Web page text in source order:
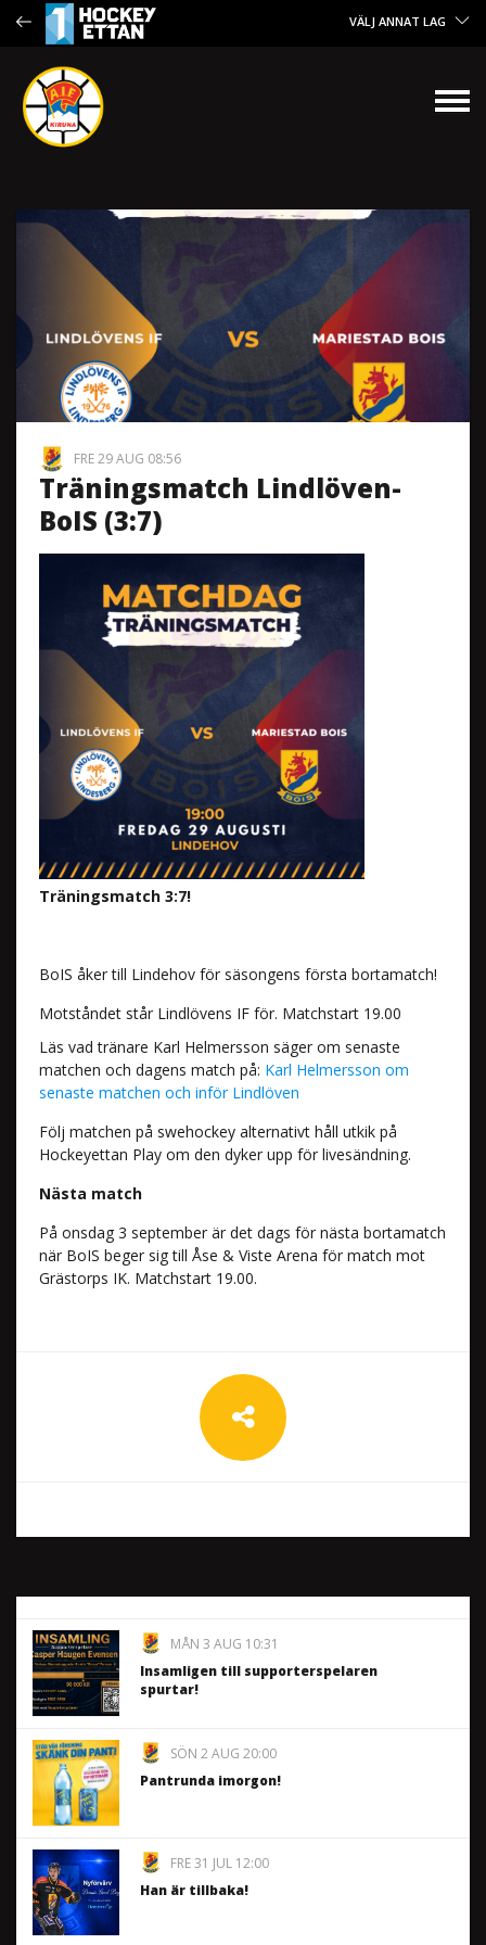
VÄLJ ANNAT LAG
FRE 29 AUG 08:56
Träningsmatch Lindlöven-
BoIS (3:7)
Träningsmatch 3:7!
BoIS åker till Lindehov för säsongens första bortamatch!
Motståndet står Lindlövens IF för. Matchstart 19.00
Läs vad tränare Karl Helmersson säger om senaste
matchen och dagens match på: Karl Helmersson om
senaste matchen och inför Lindlöven
Följ matchen på swehockey alternativt håll utkik på
Hockeyettan Play om den dyker upp för livesändning.
Nästa match
På onsdag 3 september är det dags för nästa bortamatch
när BoIS beger sig till Åse & Viste Arena för match mot
Grästorps IK. Matchstart 19.00.
MÅN 3 AUG 10:31
Insamligen till supporterspelaren
spurtar!
SÖN 2 AUG 20:00
Pantrunda imorgon!
FRE 31 JUL 12:00
Han är tillbaka!